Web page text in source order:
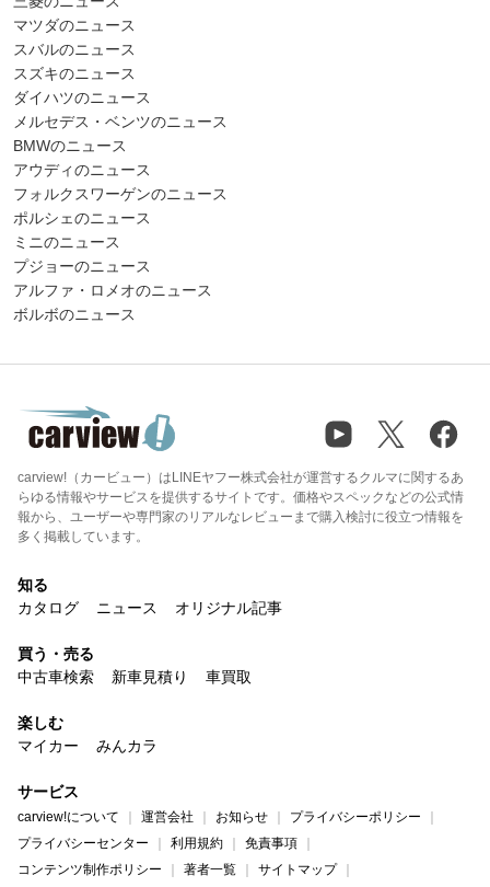
マツダのニュース
スバルのニュース
スズキのニュース
ダイハツのニュース
メルセデス・ベンツのニュース
BMWのニュース
アウディのニュース
フォルクスワーゲンのニュース
ポルシェのニュース
ミニのニュース
プジョーのニュース
アルファ・ロメオのニュース
ボルボのニュース
carview!（カービュー）はLINEヤフー株式会社が運営するクルマに関するあ
らゆる情報やサービスを提供するサイトです。価格やスペックなどの公式情
報から、ユーザーや専門家のリアルなレビューまで購入検討に役立つ情報を
多く掲載しています。
知る
カタログ
ニュース オリジナル記事
買う・売る
中古車検索
新車見積り 車買取
楽しむ
マイカー
みんカラ
サービス
carview!について 運営会社 お知らせ
プライバシーポリシー
プライバシーセンター
利用規約
免責事項
コンテンツ制作ポリシー
著者一覧 サイトマップ